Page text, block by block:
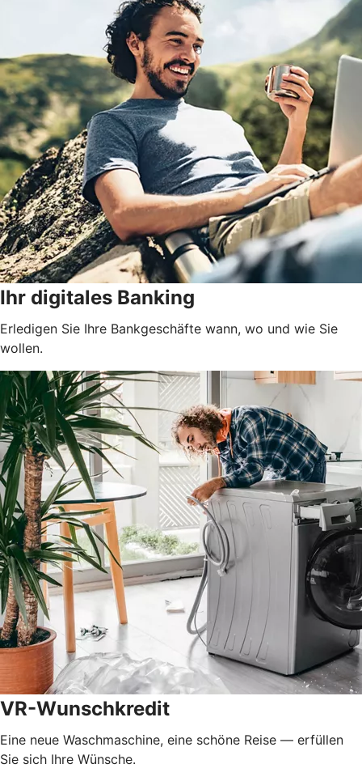
Ihr digitales Banking
Erledigen Sie Ihre Bankgeschäfte wann, wo und wie Sie
wollen.
VR-Wunschkredit
Eine neue Waschmaschine, eine schöne Reise — erfüllen
Sie sich Ihre Wünsche.